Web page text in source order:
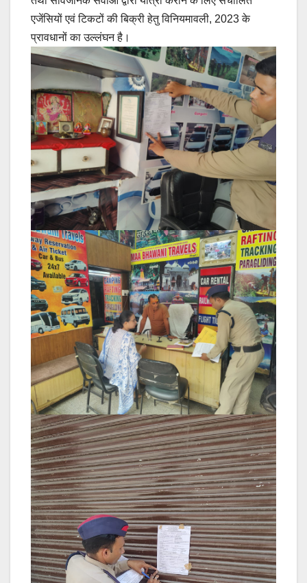
एजेंसियों एवं टिकटों की बिक्री हेतु विनियमावली, 2023 के
प्रावधानों का उल्लंघन है।